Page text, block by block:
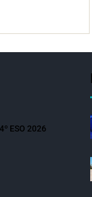
ESO 2026